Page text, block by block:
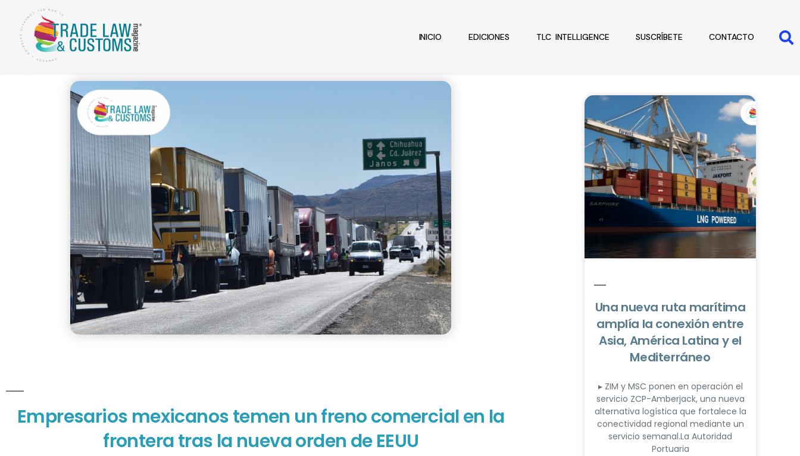
INICIO EDICIONES TLC INTELLIGENCE SUSCRÍBETE CONTACTO
Empresarios mexicanos temen un freno comercial en la
frontera tras la nueva orden de EEUU
Una nueva ruta marítima
amplía la conexión entre
Asia, América Latina y el
Mediterráneo
▸ ZIM y MSC ponen en operación el
servicio ZCP-Amberjack, una nueva
alternativa logística que fortalece la
conectividad regional mediante un
servicio semanal.La Autoridad
Portuaria